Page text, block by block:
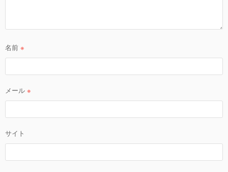
名前 ※
メール ※
サイト